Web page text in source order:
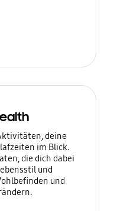
deine
im Blick.
die dich dabei
und
und